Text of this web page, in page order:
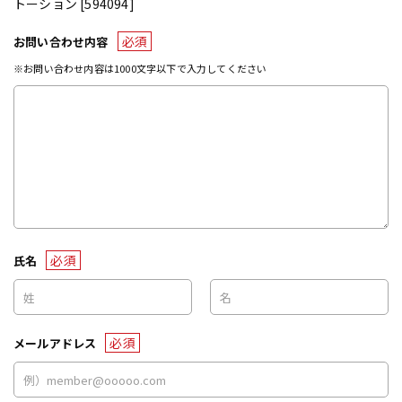
トーション [594094]
お問い合わせ内容 必須
※お問い合わせ内容は1000文字以下で入力してください
氏名 必須
メールアドレス 必須